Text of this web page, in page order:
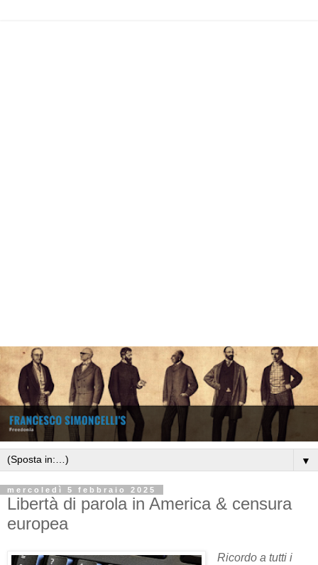
▼
mercoledì 5 febbraio 2025
Libertà di parola in America & censura
europea
Ricordo a tutti i